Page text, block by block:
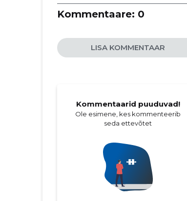
Kommentaare: 0
LISA KOMMENTAAR
Kommentaarid puuduvad!
Ole esimene, kes kommenteerib
seda ettevõtet